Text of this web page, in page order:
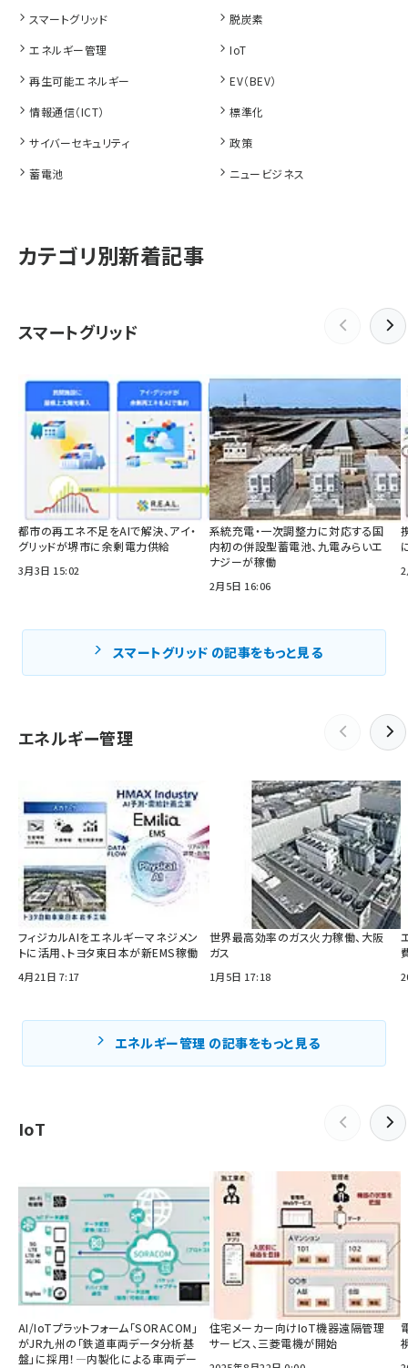
スマートグリッド
脱炭素
エネルギー管理
IoT
再生可能エネルギー
EV（BEV）
情報通信（ICT）
標準化
サイバーセキュリティ
政策
蓄電池
ニュービジネス
カテゴリ別新着記事
スマートグリッド
都市の再エネ不足をAIで解決、アイ・
グリッドが堺市に余剰電力供給
3月3日 15:02
系統充電・一次調整力に対応する国
内初の併設型蓄電池、九電みらいエ
ナジーが稼働
2月5日 16:06
スマートグリッド の記事をもっと見る
エネルギー管理
フィジカルAIをエネルギーマネジメン
トに活用、トヨタ東日本が新EMS稼働
4月21日 7:17
世界最高効率のガス火力稼働、大阪
ガス
1月5日 17:18
エネルギー管理 の記事をもっと見る
IoT
AI/IoTプラットフォーム「SORACOM」
がJR九州の「鉄道車両データ分析基
盤」に採用！―内製化による車両デー
住宅メーカー向けIoT機器遠隔管理
サービス、三菱電機が開始